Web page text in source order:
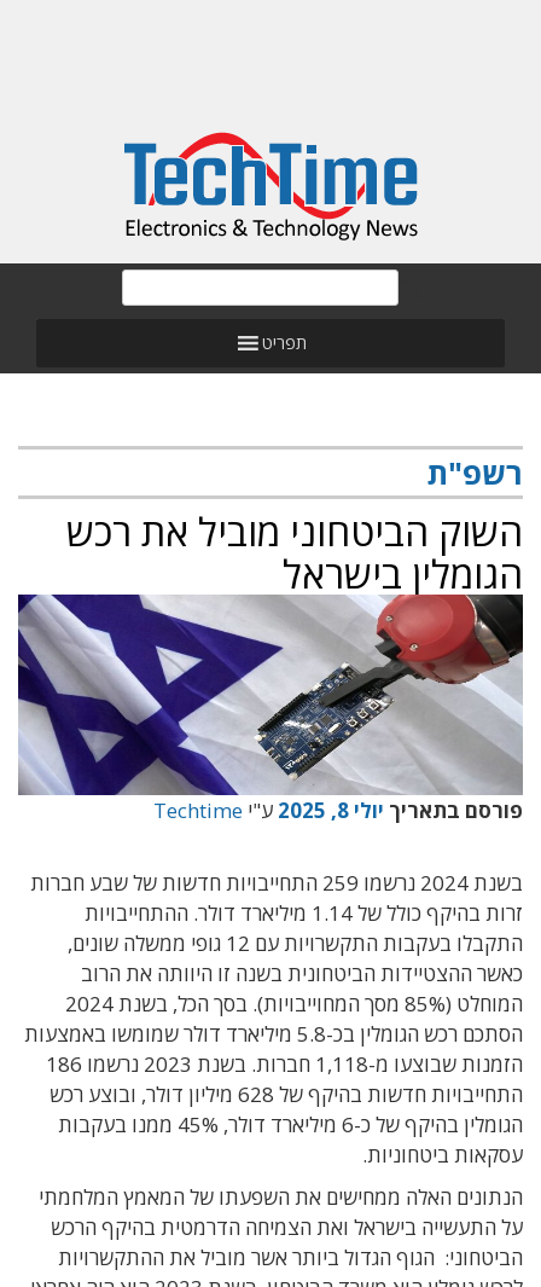
תפריט
רשפ"ת
השוק הביטחוני מוביל את רכש
הגומלין בישראל
פורסם בתאריך יולי 8, 2025 ע"י Techtime
בשנת2024 נרשמו 259 התחייבויות חדשות שלשבע חברות
זרות בהיקף כולל של1.14 מיליארד דולר. ההתחייבויות
התקבלו בעקבות התקשרויות עם 12 גופי ממשלה שונים,
כאשר ההצטיידות הביטחונית בשנה זו היוותה את הרוב
המוחלט (85% מסך המחוייבויות
). בסך הכל, בשנת 2024
הסתכם רכש הגומלין בכ-5.8 מיליארד דולר שמומשו באמצעות
הזמנות שבוצעו מ-1,118 חברות. בשנת 2023 נרשמו 186
התחייבויות חדשות בהיקף של 628 מיליון דולר, ובוצע רכש
הגומלין בהיקף של כ-6 מיליארד דולר, 45% ממנו בעקבות
עסקאות ביטחוניות.
הנתונים האלה ממחישים את השפעתו של המאמץ המלחמתי
על התעשייה בישראל ואת הצמיחה הדרמטית בהיקף הרכש
הביטחוני: הגוף הגדול ביותר אשר מוביל את ההתקשרויות